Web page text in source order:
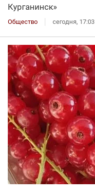
Курганинск»
Общество сегодня, 17:03